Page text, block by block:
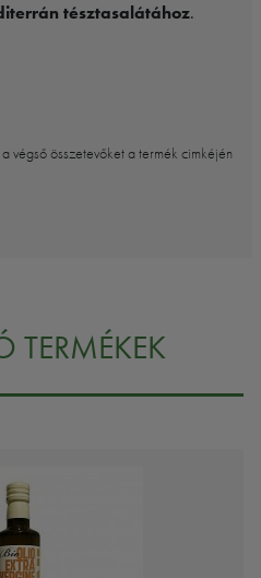
tésztasalátához.
végső összetevőket a termék cimkéjén
TERMÉKEK